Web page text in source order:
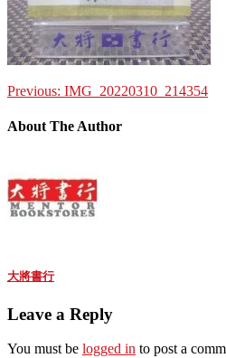
Previous: IMG_20220310_214354
About The Author
大將書行
Leave a Reply
You must be logged in to post a